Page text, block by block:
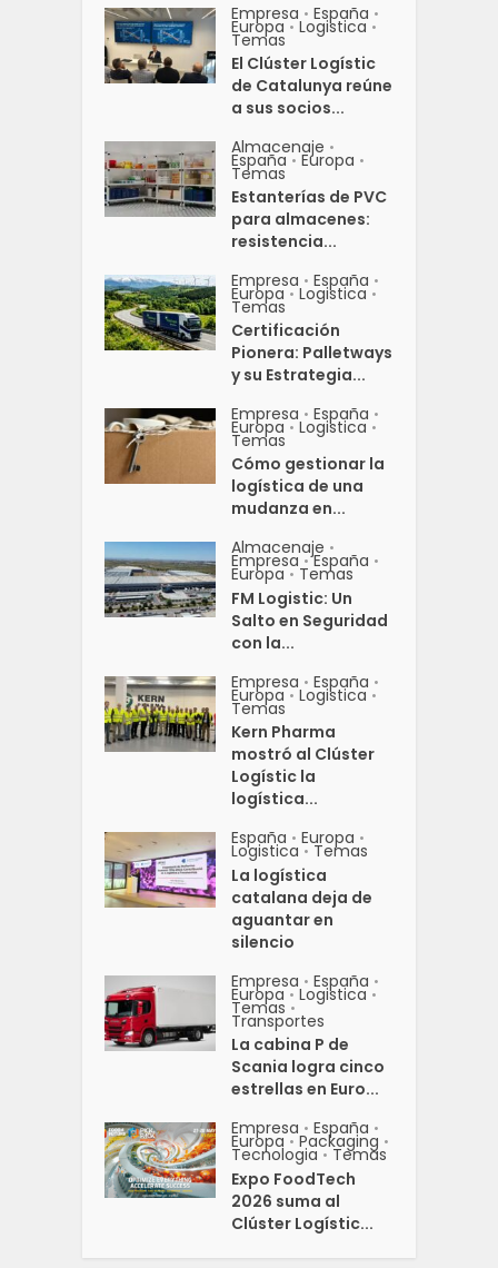
Empresa • España •
Europa • Logistica •
Temas
El Clúster Logístic
de Catalunya reúne
a sus socios...
Almacenaje •
España • Europa •
Temas
Estanterías de PVC
para almacenes:
resistencia...
Empresa • España •
Europa • Logistica •
Temas
Certificación
Pionera: Palletways
y su Estrategia...
Empresa • España •
Europa • Logistica •
Temas
Cómo gestionar la
logística de una
mudanza en...
Almacenaje •
Empresa • España •
Europa • Temas
FM Logistic: Un
Salto en Seguridad
con la...
Empresa • España •
Europa • Logistica •
Temas
Kern Pharma
mostró al Clúster
Logístic la
logística...
España • Europa •
Logistica • Temas
La logística
catalana deja de
aguantar en
silencio
Empresa • España •
Europa • Logistica •
Temas •
Transportes
La cabina P de
Scania logra cinco
estrellas en Euro...
Empresa • España •
Europa • Packaging •
Tecnologia • Temas
Expo FoodTech
2026 suma al
Clúster Logístic...